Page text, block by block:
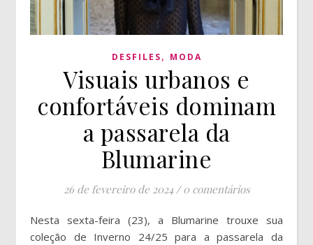
DESFILES, MODA
Visuais urbanos e
confortáveis dominam
a passarela da
Blumarine
26 de fevereiro de 2024 / 0 comentários
Nesta sexta-feira (23), a Blumarine trouxe sua
coleção de Inverno 24/25 para a passarela da